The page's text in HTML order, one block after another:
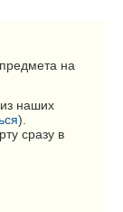
на
наших
).
сразу в